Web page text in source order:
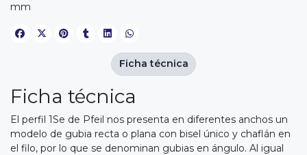
mm
Ficha técnica
El perfil 1Se de Pfeil nos presenta en diferentes anchos un
modelo de gubia recta o plana con bisel único y chaflán en
el filo, por lo que se denominan gubias en ángulo. Al igual
Ficha técnica